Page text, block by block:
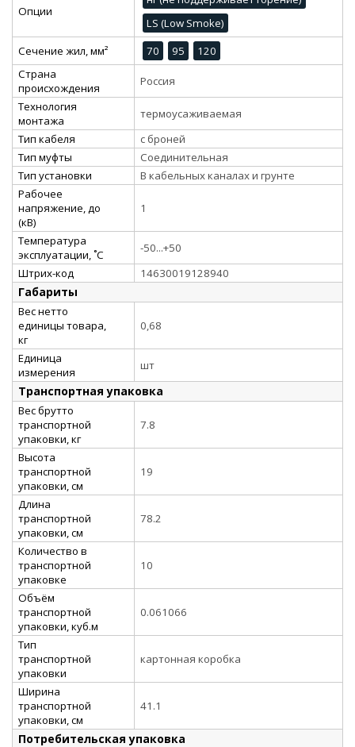
Опции
LS (Low Smoke)
Сечение жил, мм²
70 95
120
Страна
происхождения
Россия
Технология
монтажа
термоусаживаемая
Тип кабеля
с броней
Тип муфты
Соединительная
Тип установки
В кабельных каналах и грунте
Рабочее
напряжение, до
(кВ)
1
Температура
эксплуатации, ˚С
-50...+50
Штрих-код
14630019128940
Габариты
Вес нетто
единицы товара,
кг
0,68
Единица
измерения
шт
Транспортная упаковка
Вес брутто
транспортной
упаковки, кг
7.8
Высота
транспортной
упаковки, см
19
Длина
транспортной
упаковки, см
78.2
Количество в
транспортной
упаковке
10
Объём
транспортной
упаковки, куб.м
0.061066
Тип
транспортной
упаковки
картонная коробка
Ширина
транспортной
упаковки, см
41.1
Потребительская упаковка